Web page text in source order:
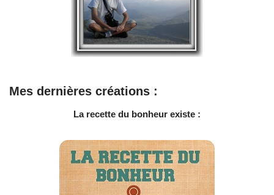
Mes dernières créations :
La recette du bonheur existe :